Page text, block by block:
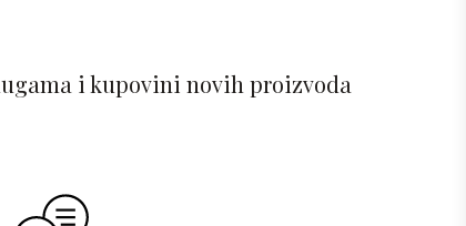
i kupovini novih proizvoda